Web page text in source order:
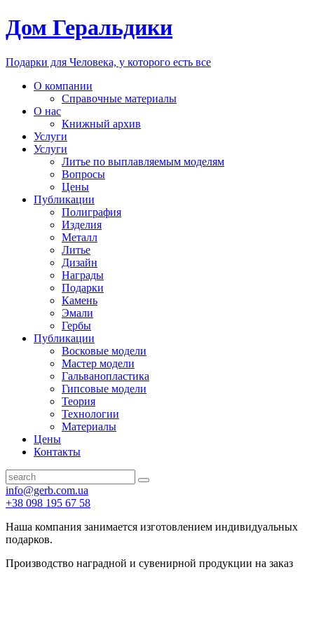
Дом Геральдики
Подарки для Человека, у которого есть все
О компании
Справочные материалы
О нас
Книжный архив
Услуги
Услуги
Литье по выплавляемым моделям
Вопросы
Цены
Публикации
Полиграфия
Изделия
Металл
Литье
Дизайн
Награды
Подарки
Камень
Эмали
Гербы
Публикации
Восковые модели
Мастер модели
Гальванопластика
Гипсовые модели
Теория
Технологии
Материалы
Цены
Контакты
info@gerb.com.ua
+38 098 195 67 58
Наша компания занимается изготовлением индивидуальных
подарков.
Производство наградной и сувенирной продукции на заказ